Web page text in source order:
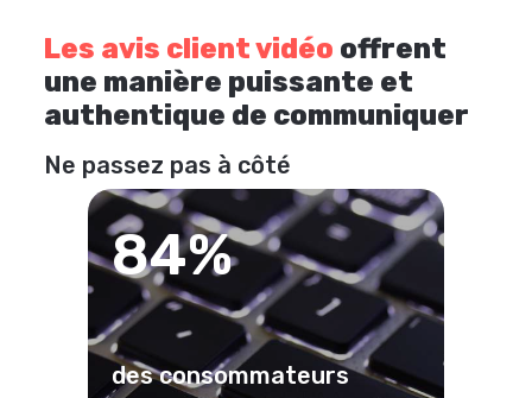
Les avis client vidéo offrent
une manière puissante et
authentique de communiquer
Ne passez pas à côté
84%
des consommateurs